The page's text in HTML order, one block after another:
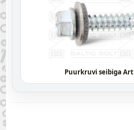
Puurkruvi seibiga Art